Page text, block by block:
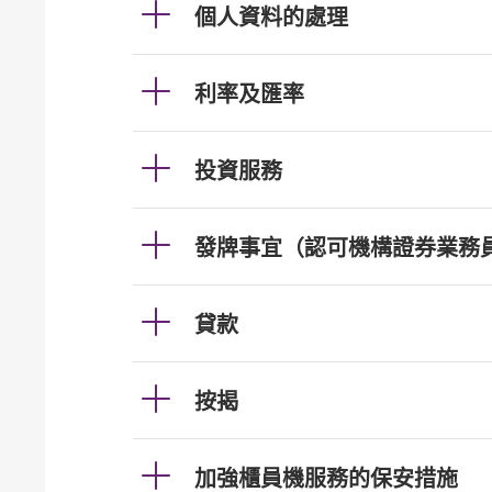
個人資料的處理
利率及匯率
投資服務
發牌事宜（認可機構證券業務
貸款
按揭
加強櫃員機服務的保安措施